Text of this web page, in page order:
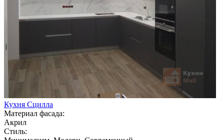
Кухня Сцилла
Материал фасада:
Акрил
Стиль: